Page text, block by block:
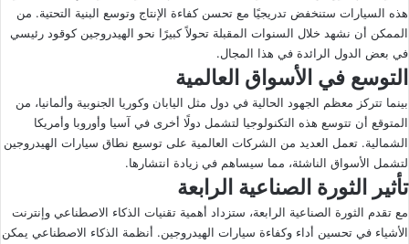
هذه السيارات ستنخفض تدريجيًا مع تحسن كفاءة الإنتاج وتوسع البنية التحتية. من
الممكن أن نشهد خلال السنوات المقبلة تحولاً كبيرًا نحو الهيدروجين كوقود رئيسي
في بعض الدول الرائدة في هذا المجال.
التوسع في الأسواق العالمية
بينما تتركز معظم الجهود الحالية في دول مثل اليابان وكوريا الجنوبية وألمانيا، من
المتوقع أن تتوسع هذه التكنولوجيا لتشمل دولًا أخرى في آسيا وأوروبا وأمريكا
الشمالية. تعمل العديد من الشركات العالمية على توسيع نطاق سيارات الهيدروجين
لتشمل الأسواق الناشئة، مما سيساهم في زيادة انتشارها.
تأثير الثورة الصناعية الرابعة
مع تقدم الثورة الصناعية الرابعة، ستزداد أهمية تقنيات الذكاء الاصطناعي وإنترنت
الأشياء في تحسين أداء وكفاءة سيارات الهيدروجين. أنظمة الذكاء الاصطناعي يمكن